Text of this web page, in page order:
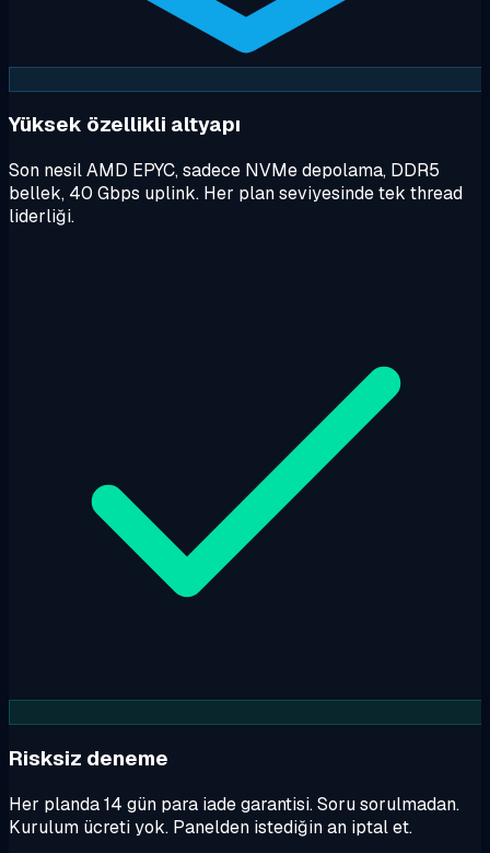
Yüksek özellikli altyapı
Son nesil AMD EPYC, sadece NVMe depolama, DDR5
bellek, 40 Gbps uplink. Her plan seviyesinde tek thread
liderliği.
Risksiz deneme
Her planda 14 gün para iade garantisi. Soru sorulmadan.
Kurulum ücreti yok. Panelden istediğin an iptal et.